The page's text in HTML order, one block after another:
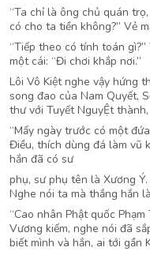
“Ta chỉ là ông chủ quán
có cho ta tiền không?” Vẻ
“Tiếp theo có tính toán
một cái: “Đi chơi khắp nơi.”
Lôi Vô Kiệt nghe vậy hứng
song đao của Nam Quyết,
thư với Tuyết NguyỆt
“Mấy ngày trước có một
Điều, thích dùng đá làm vũ
hắn đã có sư
phụ, sư phụ tên là Xương
Nghe nói ta mà thắng hắn
“Cao nhân Phật quốc
Vương kiếm, nghe nói đã
biết mình và hắn, ai tới gần